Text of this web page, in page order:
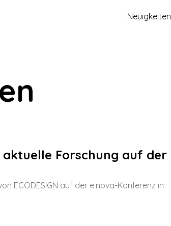
Neuigkeiten
aktuelle Forschung auf der
ECODESIGN auf der e.nova-Konferenz in